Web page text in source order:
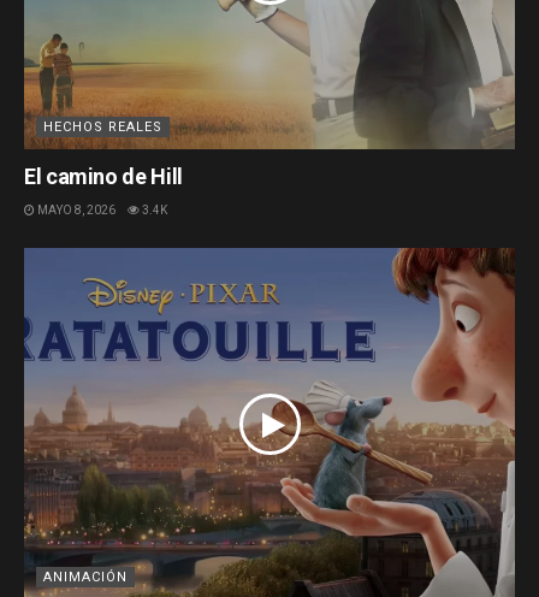
HECHOS REALES
El camino de Hill
MAYO 8, 2026 3.4K
ANIMACIÓN